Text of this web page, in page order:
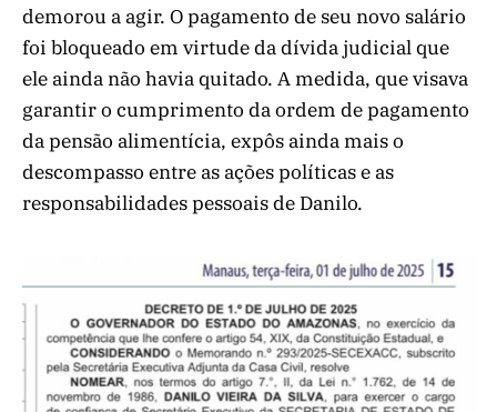
demorou a agir. O pagamento de seu novo salário
foi bloqueado em virtude da dívida judicial que
ele ainda não havia quitado. A medida, que visava
garantir o cumprimento da ordem de pagamento
da pensão alimentícia, expôs ainda mais o
descompasso entre as ações políticas e as
responsabilidades pessoais de Danilo.